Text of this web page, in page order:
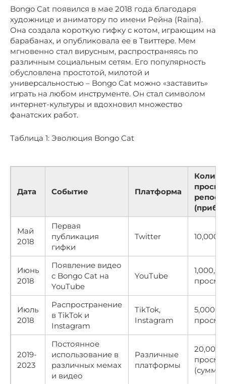
Bongo Cat появился в мае 2018 года благодаря
художнице и аниматору по имени Рейна (Raina).
Она создала короткую гифку с котом, играющим на
барабанах, и опубликовала ее в Твиттере. Мем
мгновенно стал вирусным, распространяясь по
различным социальным сетям. Его популярность
обусловлена простотой, милотой и
универсальностью – Bongo Cat можно «заставить»
играть на любом инструменте. Он стал символом
интернет-культуры и вдохновил множество
фанатских работ.
Таблица 1: Эволюция Bongo Cat
Дата Событие Платформа
Май
2018
Первая
публикация
гифки
Twitter 10,000+
Июнь
2018
Появление видео
с Bongo Cat на
YouTube
YouTube
Июль
2018
Распространение
в TikTok и
Instagram
TikTok,
Instagram
2019-
2023
Постоянное
использование в
различных мемах
и видео
Различные
платформы